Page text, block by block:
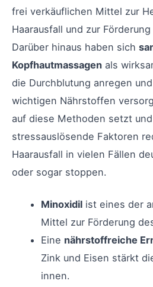
frei verkäuflichen Mittel zur
Haarausfall und zur
Darüber hinaus haben sich
Kopfhautmassagen als
die Durchblutung anregen
wichtigen Nährstoffen
auf diese Methoden setzt
stressauslösende Faktoren
Haarausfall in vielen Fällen
oder sogar stoppen.
Minoxidilist eines der
Mittel zur Förderung
Eine nährstoffreiche
Zink und Eisen stärkt
innen.